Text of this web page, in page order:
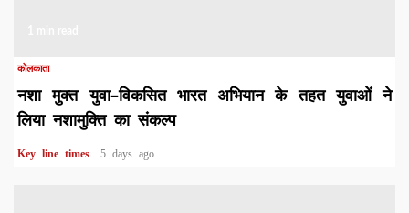
कोलकाता
नशा मुक्त युवा–विकसित भारत अभियान के तहत युवाओं ने
लिया नशामुक्ति का संकल्प
Key line times 5 days ago